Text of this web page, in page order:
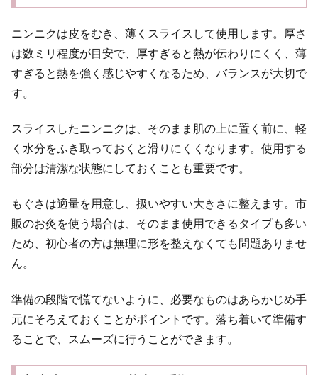
ニンニクは皮をむき、薄くスライスして使用します。厚さ
は数ミリ程度が目安で、厚すぎると熱が伝わりにくく、薄
すぎると熱を強く感じやすくなるため、バランスが大切で
す。
スライスしたニンニクは、そのまま肌の上に置く前に、軽
く水分をふき取っておくと滑りにくくなります。使用する
部分は清潔な状態にしておくことも重要です。
もぐさは適量を用意し、扱いやすい大きさに整えます。市
販のお灸を使う場合は、そのまま使用できるタイプも多い
ため、初心者の方は無理に形を整えなくても問題ありませ
ん。
準備の段階で慌てないように、必要なものはあらかじめ手
元にそろえておくことがポイントです。落ち着いて準備す
ることで、スムーズに行うことができます。